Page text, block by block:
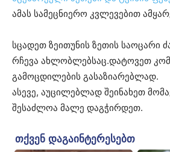
ამას სამეცნიერო კვლევებით
სცადეთ ზეითუნის ზეთის საოცარი
რჩევა ახლობლებსაც.დატოვეთ
გამოცდილების გასაზიარებლად.
ასევე, აუცილებლად შეინახეთ
შესაძლოა მალე დაგჭირდეთ.